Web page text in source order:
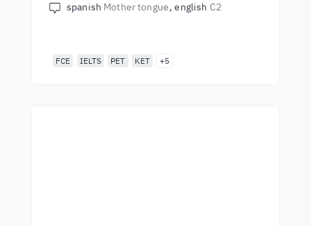
spanish Mother tongue english C2
FCE IELTS PET KET +5